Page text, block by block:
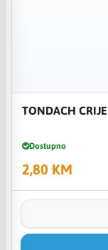
TONDACH
Dostupno
2,80 KM